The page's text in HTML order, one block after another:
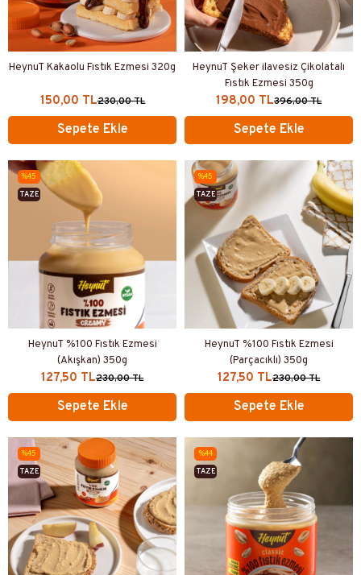
HeynuT Kakaolu Fıstık Ezmesi 320g
150,00 TL230,00 TL
Sepete Ekle
HeynuT Şeker ilavesiz Çikolatalı
Fıstık Ezmesi 350g
198,00 TL396,00 TL
Sepete Ekle
HeynuT %100 Fıstık Ezmesi
(Akışkan) 350g
127,50 TL230,00 TL
Sepete Ekle
%45
TAZE
HeynuT %100 Fıstık Ezmesi
(Parçacıklı) 350g
127,50 TL230,00 TL
Sepete Ekle
%45
TAZE
ÜRETIM
%45
TAZE
ÜRETIM
%44
TAZE